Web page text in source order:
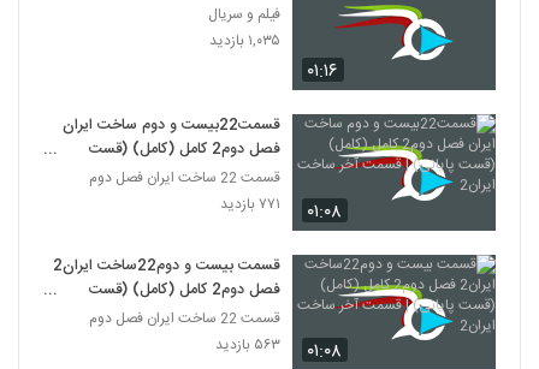
۰۱:۱۶
فیلم و سریال
۱,۰۳۵ بازدید
۰۱:۰۸
قسمت22بیست و دوم ساخت ایران
فصل دوم2 کامل (کامل) (قست
پایانی) | قسمت آخر ساخت ایران2
قسمت 22 ساخت ایران فصل دوم
۷۷۱ بازدید
۰۱:۰۸
قسمت بیست و دوم22ساخت ایران2
فصل دوم2 کامل (کامل) (قست
پایانی) | قسمت آخر ساخت ایران2
قسمت 22 ساخت ایران فصل دوم
۵۶۳ بازدید